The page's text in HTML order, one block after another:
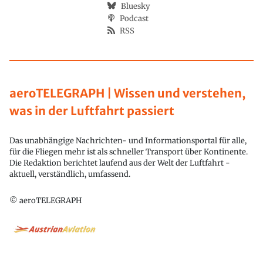
aeroTELEGRAPH | Wissen und verstehen,
was in der Luftfahrt passiert
Das unabhängige Nachrichten- und Informationsportal für alle,
für die Fliegen mehr ist als schneller Transport über Kontinente.
Die Redaktion berichtet laufend aus der Welt der Luftfahrt -
aktuell, verständlich, umfassend.
© aeroTELEGRAPH
Bluesky
Podcast
RSS